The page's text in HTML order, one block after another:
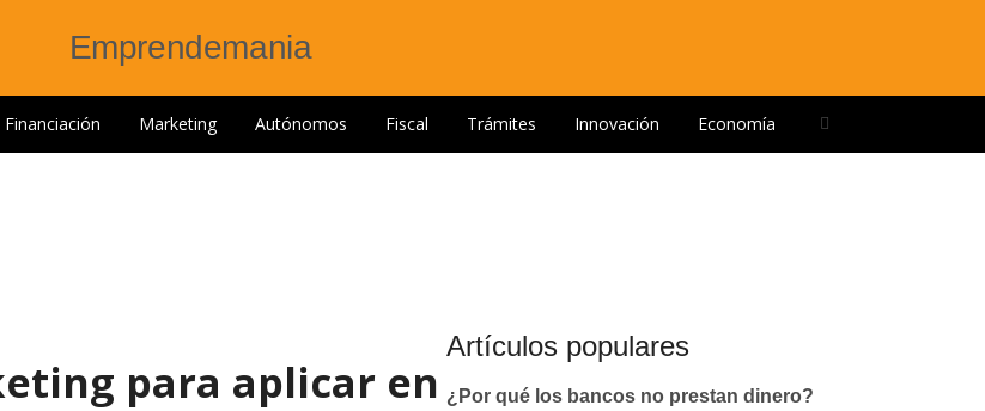
Financiación Marketing Autónomos Fiscal Trámites Innovación Economía
para aplicar en
Artículos populares